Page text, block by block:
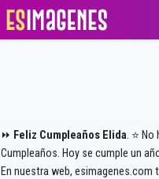
⏩ Feliz Cumpleaños Elida. ⭐
Cumpleaños. Hoy se cumple un
En nuestra web,